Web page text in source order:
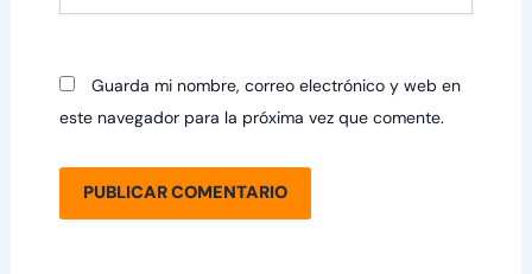
Guarda mi nombre, correo electrónico y web en
este navegador para la próxima vez que comente.